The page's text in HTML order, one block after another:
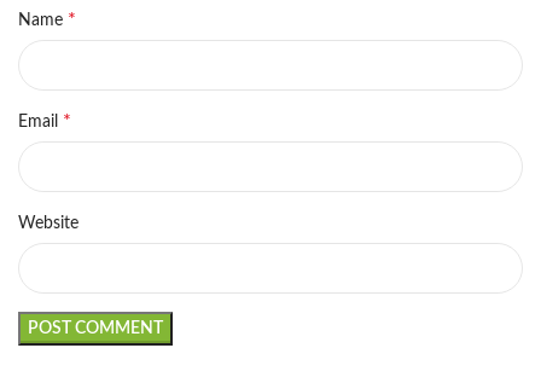
Name *
Email *
Website